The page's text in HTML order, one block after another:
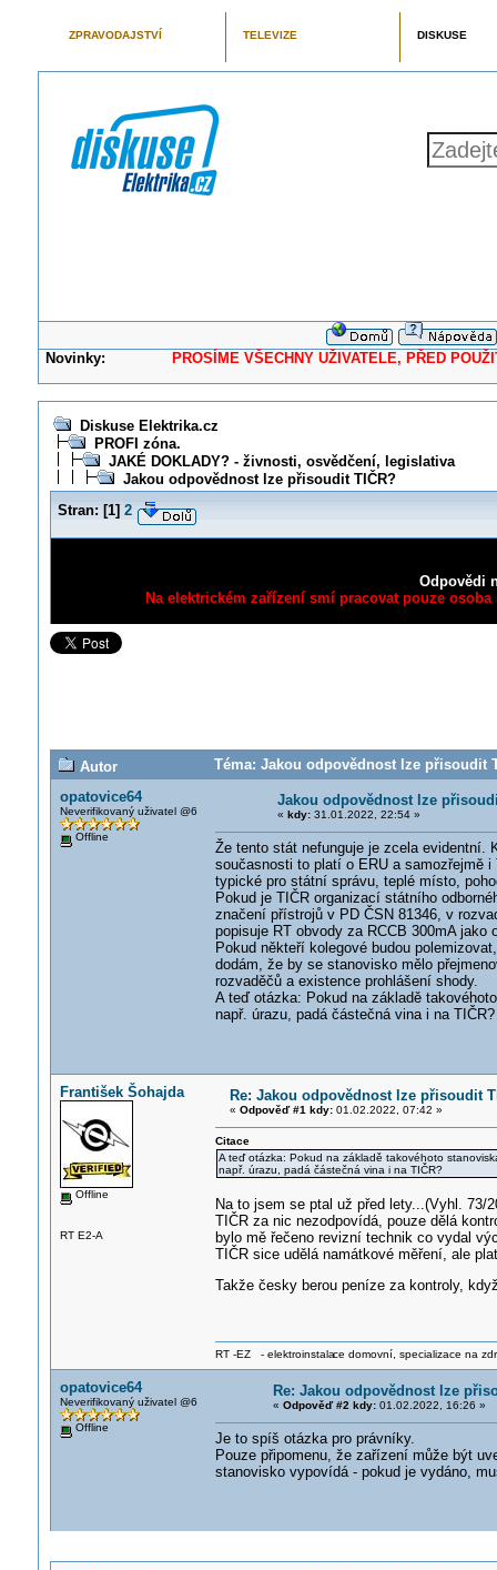
ZPRAVODAJSTVÍ TELEVIZE DISKUSE
Novinky: PROSÍME VŠECHNY UŽIVATELE, PŘED
Diskuse Elektrika.cz
PROFI zóna.
JAKÉ DOKLADY? - živnosti, osvědčení, legislativa
Jakou odpovědnost lze přisoudit TIČR?
Stran: [1] 2
Odpovědi
Na elektrickém zařízení smí pracovat pouze
Autor
Téma: Jakou odpovědnost lze přisoudit
opatovice64
Neverifikovaný uživatel @6
Offline
Jakou odpovědnost lze
« kdy:31.01.2022, 22:54 »
Že tento stát nefunguje je zcela evidentní.
současnosti to platí o ERU a samozřejmě
typické pro státní správu, teplé místo,
Pokud je TIČR organizací státního
značení přístrojů v PD ČSN 81346, v
popisuje RT obvody za RCCB 300mA jako
Pokud někteří kolegové budou
dodám, že by se stanovisko mělo
rozvaděčů a existence prohlášení shody.
A teď otázka: Pokud na základě
např. úrazu, padá částečná vina i na TIČR?
František Šohajda
Offline
RT E2-A
Re: Jakou odpovědnost lze přisoudit
« Odpověď #1 kdy:01.02.2022, 07:42 »
Citace
A teď otázka: Pokud na základě takovéhoto
např. úrazu, padá částečná vina i na TIČR?
Na to jsem se ptal už před lety...(Vyhl. 73/
TIČR za nic nezodpovídá, pouze dělá
bylo mě řečeno revizní technik co vydal
TIČR sice udělá namátkové měření, ale
Takže česky berou peníze za kontroly,
RT -EZ - elektroinstalace domovní, specializace na
opatovice64
Neverifikovaný uživatel @6
Offline
Re: Jakou odpovědnost lze
« Odpověď #2 kdy:01.02.2022, 16:26 »
Je to spíš otázka pro právníky.
Pouze připomenu, že zařízení může být
stanovisko vypovídá - pokud je vydáno,